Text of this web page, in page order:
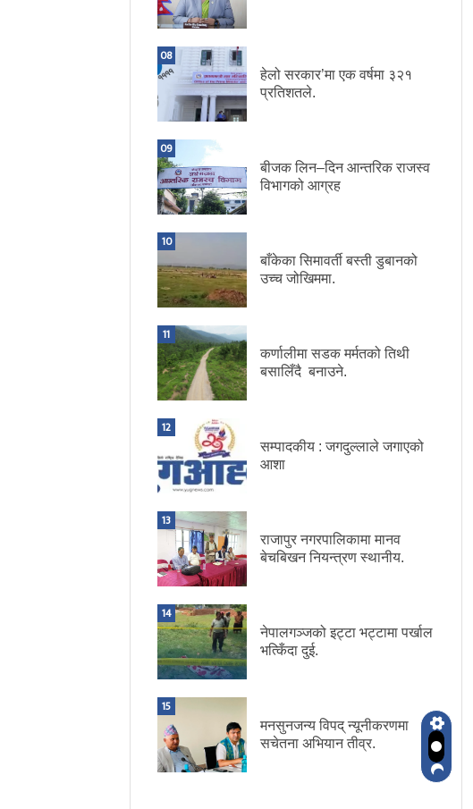
08
हेलो सरकार’मा एक वर्षमा ३२१
प्रतिशतले.
09
बीजक लिन–दिन आन्तरिक राजस्व
विभागको आग्रह
10
बाँकेका सिमावर्ती बस्ती डुबानको
उच्च जोखिममा.
11
कर्णालीमा सडक मर्मतको तिथी
बसालिँदै बनाउने.
12
सम्पादकीय : जगदुल्लाले जगाएको
आशा
13
राजापुर नगरपालिकामा मानव
बेचबिखन नियन्त्रण स्थानीय.
14
नेपालगञ्जको इट्टा भट्टामा पर्खाल
भत्किँदा दुई.
15
मनसुनजन्य विपद् न्यूनीकरणमा
सचेतना अभियान तीव्र.